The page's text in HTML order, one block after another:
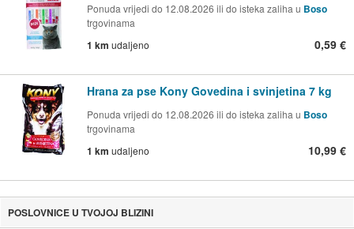
Ponuda vrijedi do 12.08.2026 ili do isteka zaliha u Boso
trgovinama
1 km udaljeno 0,59 €
Hrana za pse Kony Govedina i svinjetina 7 kg
Ponuda vrijedi do 12.08.2026 ili do isteka zaliha u Boso
trgovinama
1 km udaljeno 10,99 €
POSLOVNICE U TVOJOJ BLIZINI